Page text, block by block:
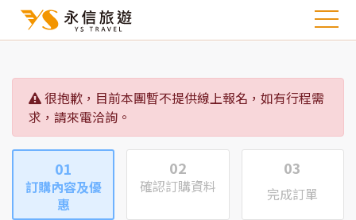
很抱歉，目前本團暫不提供線上報名，如有行程需
求，請來電洽詢。
01
訂購內容及優
惠
02
確認訂購資料
03
完成訂單